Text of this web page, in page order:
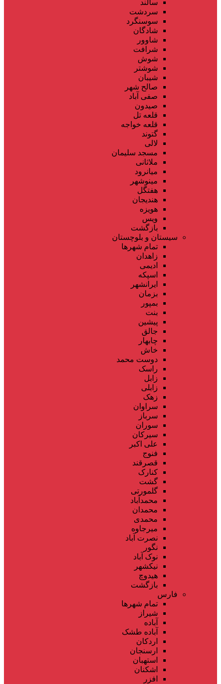
سالند
سردشت
سوسنگرد
شادگان
شاوور
شرافت
شوش
شوشتر
شیبان
صالح شهر
صفی آباد
صیدون
قلعه تل
قلعه خواجه
گتوند
لالی
مسجد سلیمان
ملاثانی
میانرود
مینوشهر
هفتگل
هندیجان
هویزه
ویس
بازگشت
سیستان و بلوچستان
تمام شهر‌ها
زاهدان
ادیمی
اسپکه
ایرانشهر
بزمان
بمپور
بنت
پیشین
جالق
چابهار
خاش
دوست محمد
راسک
زابل
زابلی
زهک
سراوان
سرباز
سوران
سیرکان
علی اکبر
فنوج
قصرقند
کنارک
گشت
گلمورتی
محمدآباد
محمدان
محمدی
میرجاوه
نصرت آباد
نگور
نوک آباد
نیکشهر
هیدوچ
بازگشت
فارس
تمام شهر‌ها
شیراز
آباده
آباده طشک
اردکان
ارسنجان
استهبان
اشکنان
افزر